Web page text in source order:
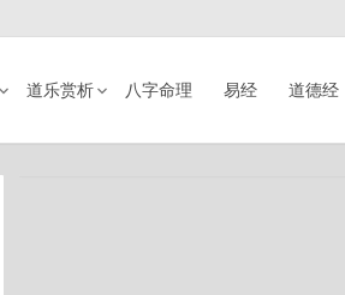
道乐赏析 八字命理 易经 道德经